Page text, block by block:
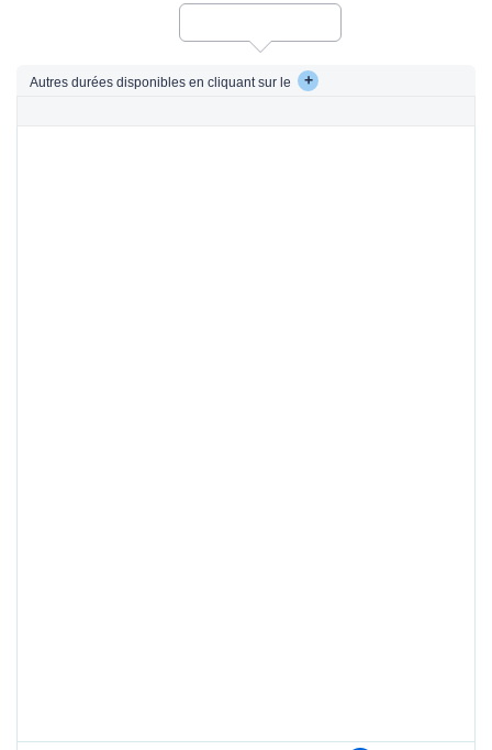
Autres durées disponibles en cliquant sur le +